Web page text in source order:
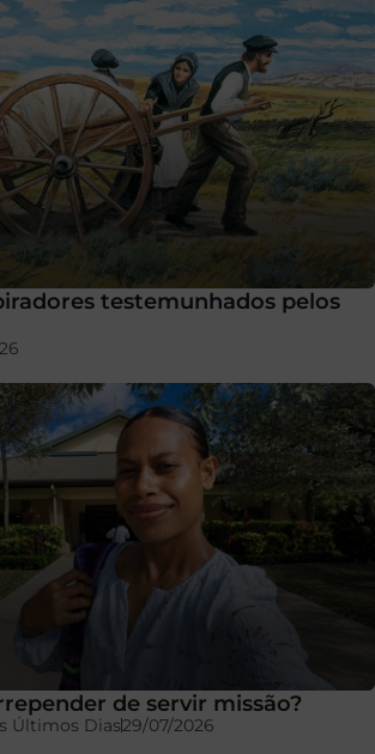
testemunhados pelos
de servir missão?
Últimos Dias29/07/2026